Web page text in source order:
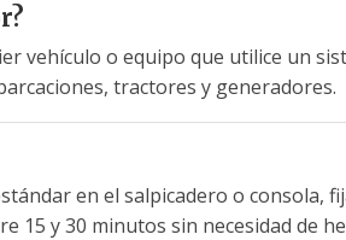
vehículo o equipo que utilice un
tractores y generadores.
en el salpicadero o consola,
15 y 30 minutos sin necesidad de